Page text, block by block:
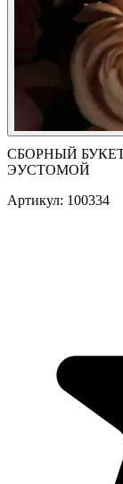
СБОРНЫЙ
ЭУСТОМОЙ
Артикул: 100334